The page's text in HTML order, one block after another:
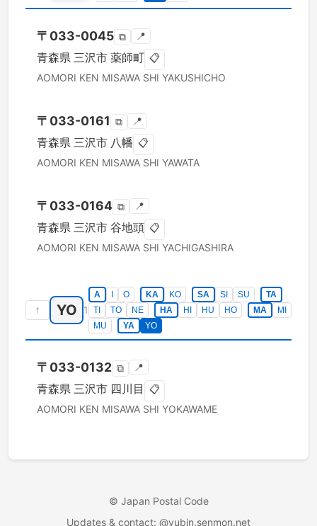
〒 033-0045 ⧉ 📍
青森県 三沢市 薬師町 📋
AOMORI KEN MISAWA SHI YAKUSHICHO
〒 033-0161 ⧉ 📍
青森県 三沢市 八幡 📋
AOMORI KEN MISAWA SHI YAWATA
〒 033-0164 ⧉ 📍
青森県 三沢市 谷地頭 📋
AOMORI KEN MISAWA SHI YACHIGASHIRA
↑ YO 1
A O KA KO SA SI SU
TA
TI
TO NE HA HI HU HO MA
MI
MU
YA YO
〒 033-0132 ⧉ 📍
青森県 三沢市 四川目 📋
AOMORI KEN MISAWA SHI YOKAWAME
© Japan Postal Code
Updates & contact: @yubin.senmon.net